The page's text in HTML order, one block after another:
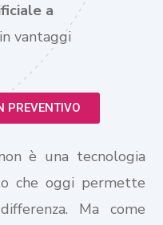
a
vantaggi
PREVENTIVO
è una tecnologia
che oggi permette
Ma come